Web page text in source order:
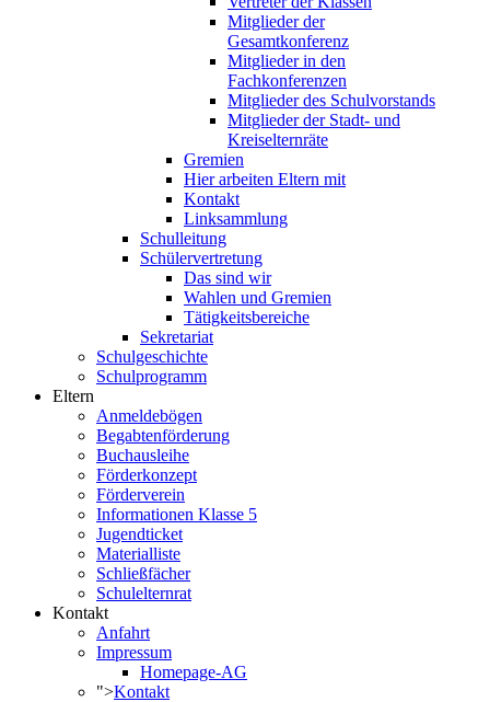
Mitglieder der
Gesamtkonferenz
Mitglieder in den
Fachkonferenzen
Mitglieder des Schulvorstands
Mitglieder der Stadt- und
Kreiselternräte
Gremien
Hier arbeiten Eltern mit
Kontakt
Linksammlung
Schulleitung
Schülervertretung
Das sind wir
Wahlen und Gremien
Tätigkeitsbereiche
Sekretariat
Schulgeschichte
Schulprogramm
Eltern
Anmeldebögen
Begabtenförderung
Buchausleihe
Förderkonzept
Förderverein
Informationen Klasse 5
Jugendticket
Materialliste
Schließfächer
Schulelternrat
Kontakt
Anfahrt
Impressum
Homepage-AG
">Kontakt